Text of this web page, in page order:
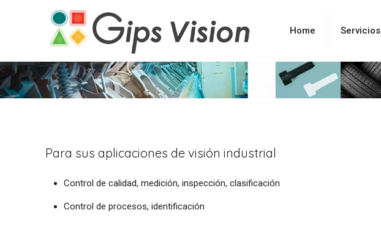
Home Servicios
Para sus aplicaciones de visión industrial
Control de calidad, medición, inspección, clasificación
Control de procesos, identificación